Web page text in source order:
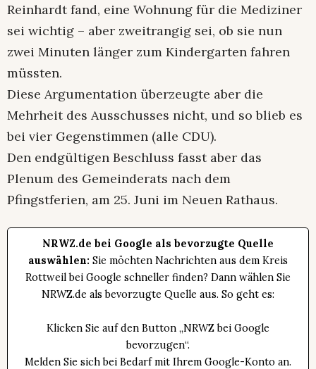
Reinhardt fand, eine Wohnung für die Mediziner
sei wichtig – aber zweitrangig sei, ob sie nun
zwei Minuten länger zum Kindergarten fahren
müssten.
Diese Argumentation überzeugte aber die
Mehrheit des Ausschusses nicht, und so blieb es
bei vier Gegenstimmen (alle CDU).
Den endgültigen Beschluss fasst aber das
Plenum des Gemeinderats nach dem
Pfingstferien, am 25. Juni im Neuen Rathaus.
NRWZ.de bei Google als bevorzugte Quelle
auswählen: Sie möchten Nachrichten aus dem Kreis
Rottweil bei Google schneller finden? Dann wählen Sie
NRWZ.de als bevorzugte Quelle aus. So geht es:
Klicken Sie auf den Button „NRWZ bei Google
bevorzugen“.
Melden Sie sich bei Bedarf mit Ihrem Google-Konto an.